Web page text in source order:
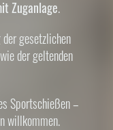
Zuganlage.
gesetzlichen
der geltenden
Sportschießen –
willkommen.